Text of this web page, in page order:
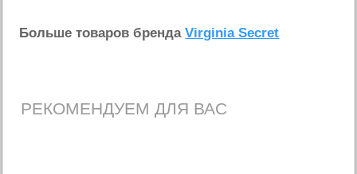
Больше товаров брендаVirginia Secret
РЕКОМЕНДУЕМ ДЛЯ ВАС